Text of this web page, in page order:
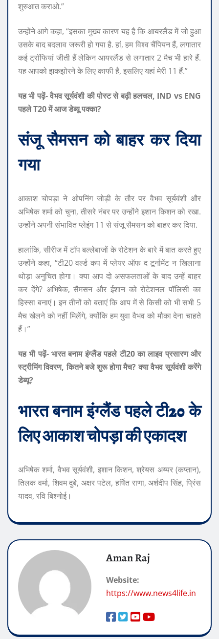
शुरुआत कराओ.”
उन्होंने आगे कहा, “इसका मुख्य कारण यह है कि आयरलैंड में जो हुआ
उसके बाद बदलाव जरूरी हो गया है. हां, हम विश्व चैंपियन हैं, लगातार
कई ट्रॉफियां जीती हैं लेकिन आयरलैंड से लगातार 2 मैच भी हारे हैं.
यह आपको झकझोरने के लिए काफी है, इसलिए यहां मेरी 11 हैं.”
यह भी पढ़ें- वैभव सूर्यवंशी की पोस्ट से बढ़ी हलचल, IND vs ENG
पहले T20 में आज डेब्यू पक्का?
संजू सैमसन को बाहर कर दिया
गया
आकाश चोपड़ा ने ओपनिंग जोड़ी के तौर पर वैभव सूर्यवंशी और
अभिषेक शर्मा को चुना, तीसरे नंबर पर उन्होंने इशान किशन को रखा.
उन्होंने अपनी संभावित प्लेइंग 11 से संजू सैमसन को बाहर कर दिया.
हालांकि, सीरीज में टॉप बल्लेबाजों के रोटेशन के बारे में बात करते हुए
उन्होंने कहा, “टी20 वर्ल्ड कप में प्लेयर ऑफ द टूर्नामेंट न खिलाना
थोड़ा अनुचित होगा। क्या आप दो असफलताओं के बाद उन्हें बाहर
कर देंगे? अभिषेक, सैमसन और ईशान को रोटेशनल पॉलिसी का
हिस्सा बनाएं। इन तीनों को बताएं कि आप में से किसी को भी सभी 5
मैच खेलने को नहीं मिलेंगे, क्योंकि हम युवा वैभव को मौका देना चाहते
हैं।”
यह भी पढ़ें- भारत बनाम इंग्लैंड पहले टी20 का लाइव प्रसारण और
स्ट्रीमिंग विवरण, कितने बजे शुरू होगा मैच? क्या वैभव सूर्यवंशी करेंगे
डेब्यू?
भारत बनाम इंग्लैंड पहले टी20 के
लिए आकाश चोपड़ा की एकादश
अभिषेक शर्मा, वैभव सूर्यवंशी, इशान किशन, श्रेयस अय्यर (कप्तान),
तिलक वर्मा, शिवम दुबे, अक्षर पटेल, हर्षित राणा, अर्शदीप सिंह, प्रिंस
यादव, रवि बिश्नोई।
Aman Raj
Website:
https://www.news4life.in